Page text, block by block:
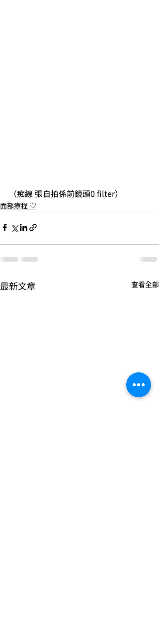
（痴線 張自拍係前鏡頭0 filter）
面部療程 ♡
最新文章 查看全部